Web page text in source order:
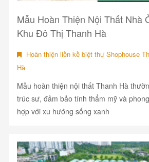
Mẫu Hoàn Thiện Nội Thất Nhà
Khu Đô Thị Thanh Hà
Hoàn thiện liền kề biệt thự Shophouse
Hà
Mẫu hoàn thiện nội thất Thanh Hà
trúc sư, đảm bảo tính thẩm mỹ và
hợp với xu hướng sống xanh